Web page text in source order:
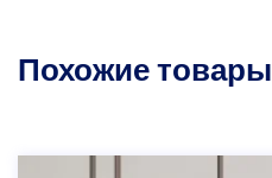
Похожие товары